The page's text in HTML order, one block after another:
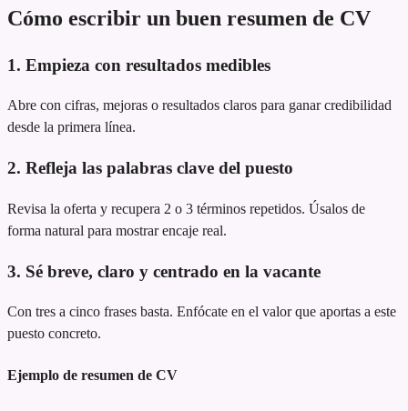
Cómo escribir un buen resumen de CV
1. Empieza con resultados medibles
Abre con cifras, mejoras o resultados claros para ganar credibilidad
desde la primera línea.
2. Refleja las palabras clave del puesto
Revisa la oferta y recupera 2 o 3 términos repetidos. Úsalos de
forma natural para mostrar encaje real.
3. Sé breve, claro y centrado en la vacante
Con tres a cinco frases basta. Enfócate en el valor que aportas a este
puesto concreto.
Ejemplo de resumen de CV